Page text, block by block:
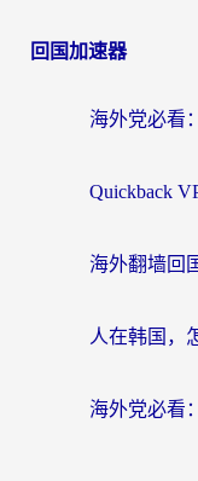
回国加速器